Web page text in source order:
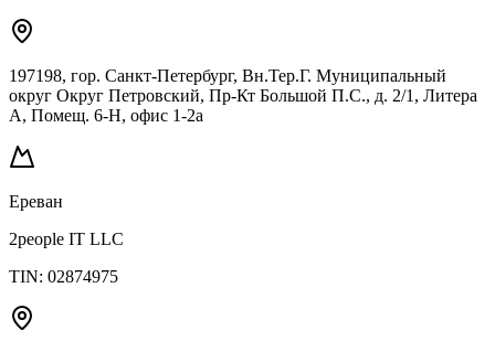
197198, гор. Санкт-Петербург, Вн.Тер.Г. Муниципальный
округ Округ Петровский, Пр-Кт Большой П.С., д. 2/1, Литера
А, Помещ. 6-Н, офис 1-2а
Ереван
2people IT LLC
TIN: 02874975